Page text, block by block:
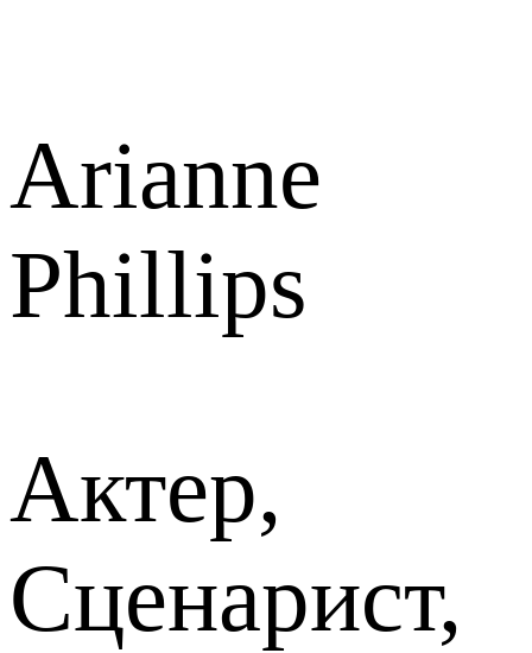
Arianne
Phillips
Актер,
Сценарист,